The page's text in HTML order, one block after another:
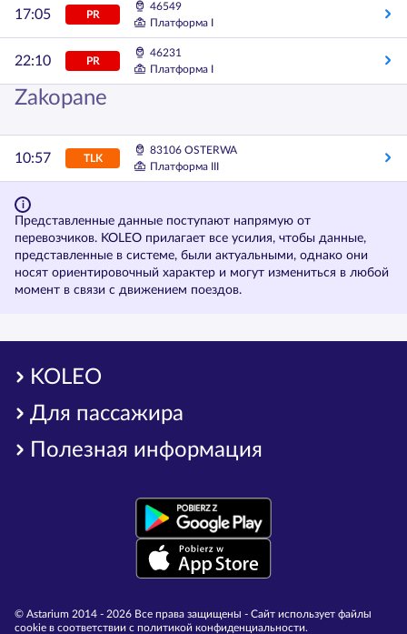
17:05 PR
46549
Платформа I
22:10 PR
46231
Платформа I
Zakopane
10:57 TLK
83106 OSTERWA
Платформа III
Представленные данные поступают напрямую от
перевозчиков. KOLEO прилагает все усилия, чтобы данные,
представленные в системе, были актуальными, однако они
носят ориентировочный характер и могут измениться в любой
момент в связи с движением поездов.
KOLEO
Для пассажира
Полезная информация
© Astarium 2014 - 2026 Все права защищены - Сайт использует файлы
cookie в соответствии с политикой конфиденциальности.